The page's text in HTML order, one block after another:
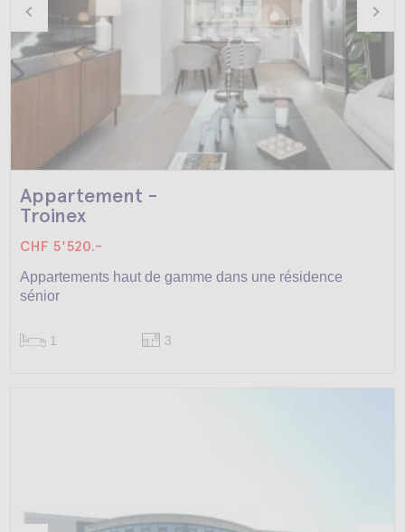
Appartement -
Troinex
CHF 5'520.-
Appartements haut de gamme dans une résidence
sénior
1 3